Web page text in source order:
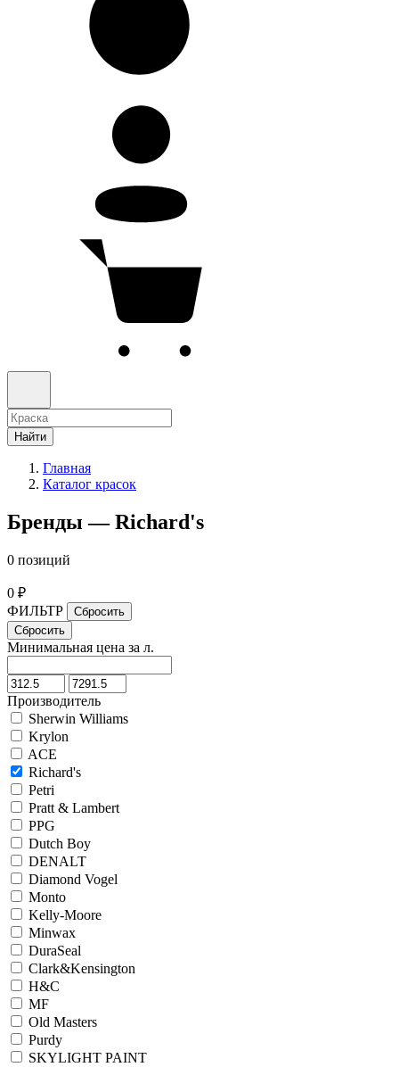
Найти
Главная
Каталог красок
Бренды — Richard's
0 позиций
0 ₽
ФИЛЬТР
Минимальная цена за л.
Производитель
Sherwin Williams
Krylon
ACE
Richard's
Petri
Pratt & Lambert
PPG
Dutch Boy
DENALT
Diamond Vogel
Monto
Kelly-Moore
Minwax
DuraSeal
Clark&Kensington
H&C
MF
Old Masters
Purdy
SKYLIGHT PAINT